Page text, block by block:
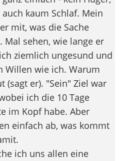
kaum Schlaf. Mein
mit, was die Sache
Mal sehen, wie lange er
ziemlich ungesund und
Willen wie ich. Warum
(sagt er). "Sein" Ziel war
ich die 10 Tage
im Kopf habe. Aber
einfach ab, was kommt
ich uns allen eine